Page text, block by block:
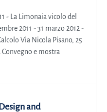
- La Limonaia vicolo del
2011 - 31 marzo 2012 -
Via Nicola Pisano, 25
Convegno e mostra
and